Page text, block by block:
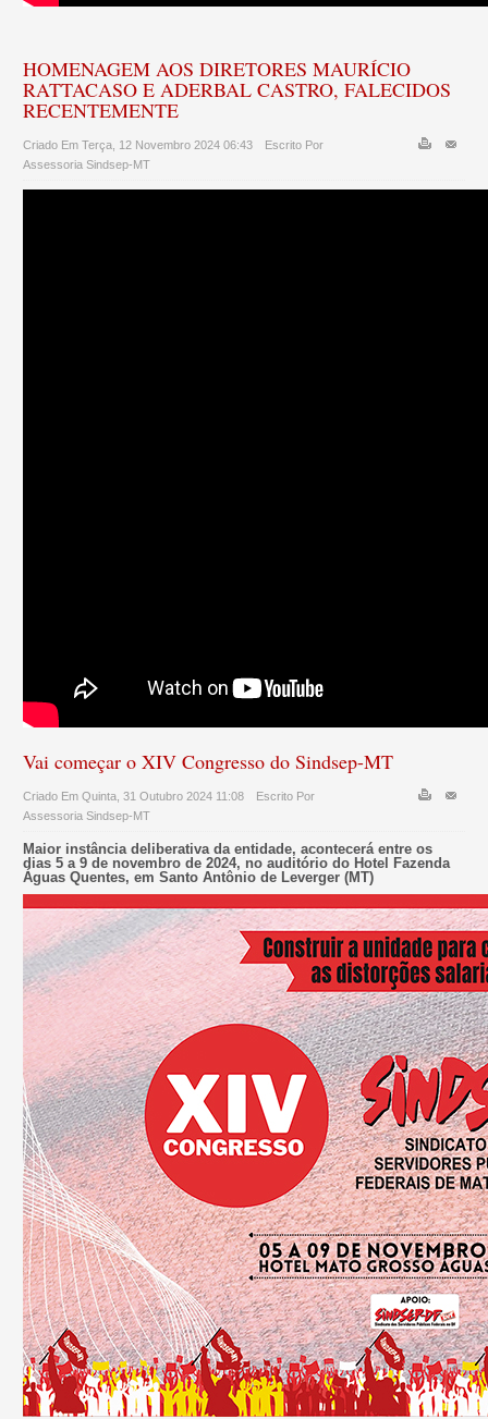
HOMENAGEM AOS DIRETORES MAURÍCIO
RATTACASO E ADERBAL CASTRO, FALECIDOS
RECENTEMENTE
Criado Em Terça, 12 Novembro 2024 06:43
Escrito Por
Assessoria Sindsep-MT
Vai começar o XIV Congresso do Sindsep-MT
Criado Em Quinta, 31 Outubro 2024 11:08
Escrito Por
Assessoria Sindsep-MT
Maior instância deliberativa da entidade, acontecerá entre os
dias 5 a 9 de novembro de 2024, no auditório do Hotel Fazenda
Águas Quentes, em Santo Antônio de Leverger (MT)